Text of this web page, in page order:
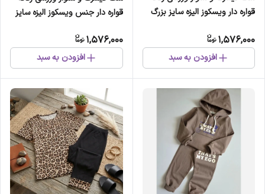
قواره دار ویسکوز الیزه سایز بزرگ
1,576,000
افزودن به سبد
قواره دار جنس ویسکوز الیزه سایز
1,576,000
افزودن به سبد